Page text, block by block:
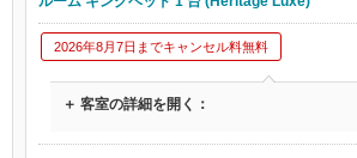
2026年8月7日までキャンセル料無料
＋ 客室の詳細を開く：